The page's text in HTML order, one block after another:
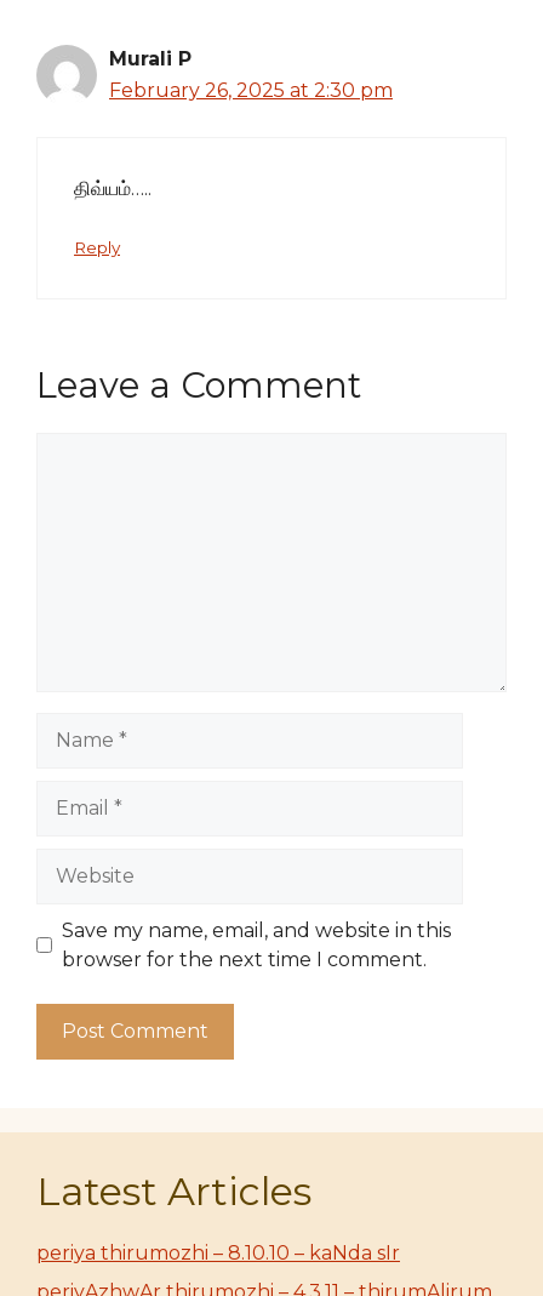
Murali P
February 26, 2025 at 2:30 pm
திவ்யம்…..
Reply
Leave a Comment
Website
Save my name, email, and website in this
browser for the next time I comment.
Latest Articles
periya thirumozhi – 8.10.10 – kaNda sIr